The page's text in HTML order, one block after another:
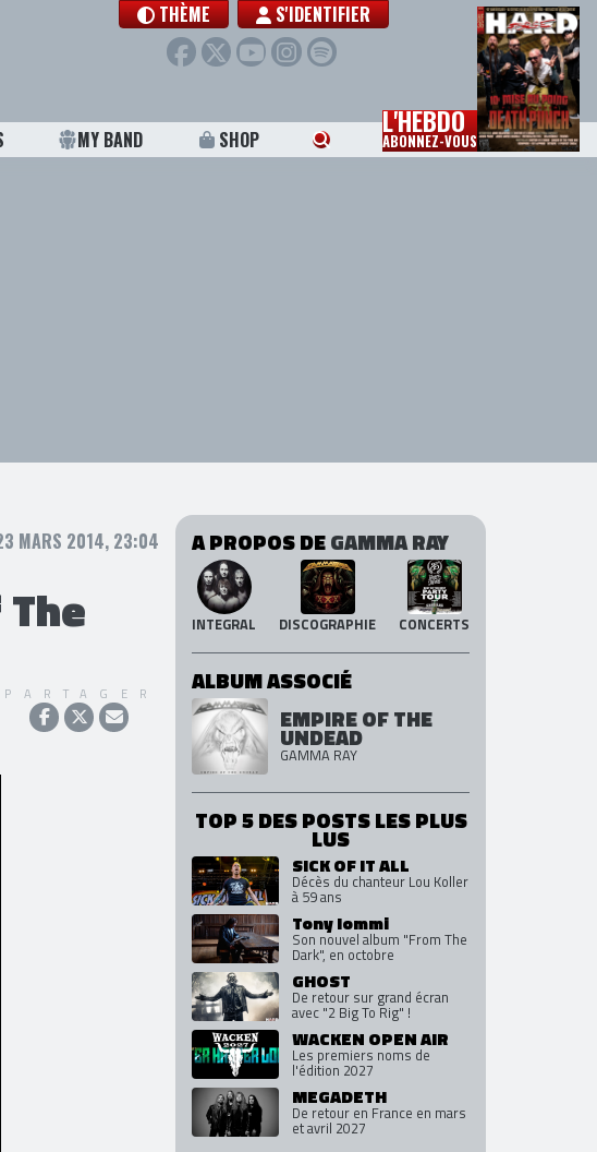
THÈME S'IDENTIFIER
MY BAND SHOP L'HEBDO
ABONNEZ-VOUS
MARS 2014, 23:04
PARTAGER
A PROPOS DEGAMMA RAY
INTEGRAL DISCOGRAPHIE CONCERTS
ALBUM ASSOCIÉ
EMPIRE OF THE
UNDEAD
GAMMA RAY
TOP 5 DES POSTS LES PLUS
LUS
SICK OF IT ALL
Décès du chanteur Lou Koller
à 59 ans
Tony Iommi
Son nouvel album "From The
Dark", en octobre
GHOST
De retour sur grand écran
avec "2 Big To Rig" !
WACKEN OPEN AIR
Les premiers noms de
l'édition 2027
MEGADETH
De retour en France en mars
et avril 2027